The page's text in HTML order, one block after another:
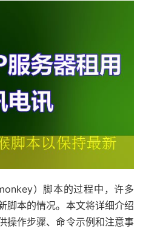
）脚本的过程中，许多
脚本的情况。本文将详细介绍
操作步骤、命令示例和注意事